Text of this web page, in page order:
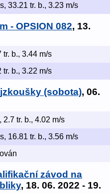
33.21 tr. b., 3.23 m/s
- OPSION 082, 13.
tr. b., 3.44 m/s
tr. b., 3.22 m/s
(sobota), 06.
2.7 tr. b., 4.02 m/s
16.81 tr. b., 3.56 m/s
závod na
, 18. 06. 2022 - 19.